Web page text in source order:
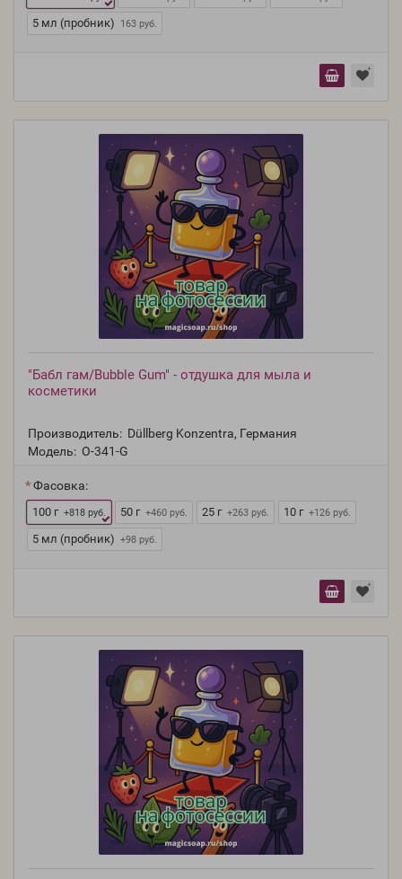
5 мл (пробник) 163 руб.
"Бабл гам/Bubble Gum" - отдушка для мыла и
косметики
Производитель: Düllberg Konzentra, Германия
Модель: O-341-G
Фасовка:
100 г +818 руб. 50 г +460 руб. 25 г +263 руб. 10 г +126 руб.
5 мл (пробник) +98 руб.